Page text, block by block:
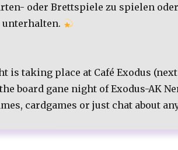
oder Brettspiele zu spielen
unterhalten.
is taking place at Café Exodus
board gane night of Exodus-AK
cardgames or just chat about